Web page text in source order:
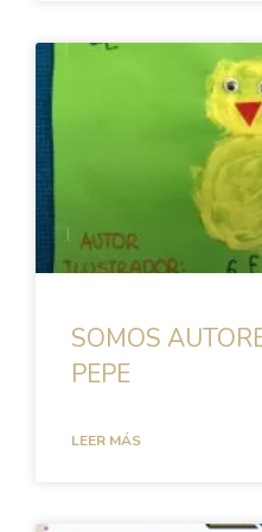
SOMOS
PEPE
LEER MÁS